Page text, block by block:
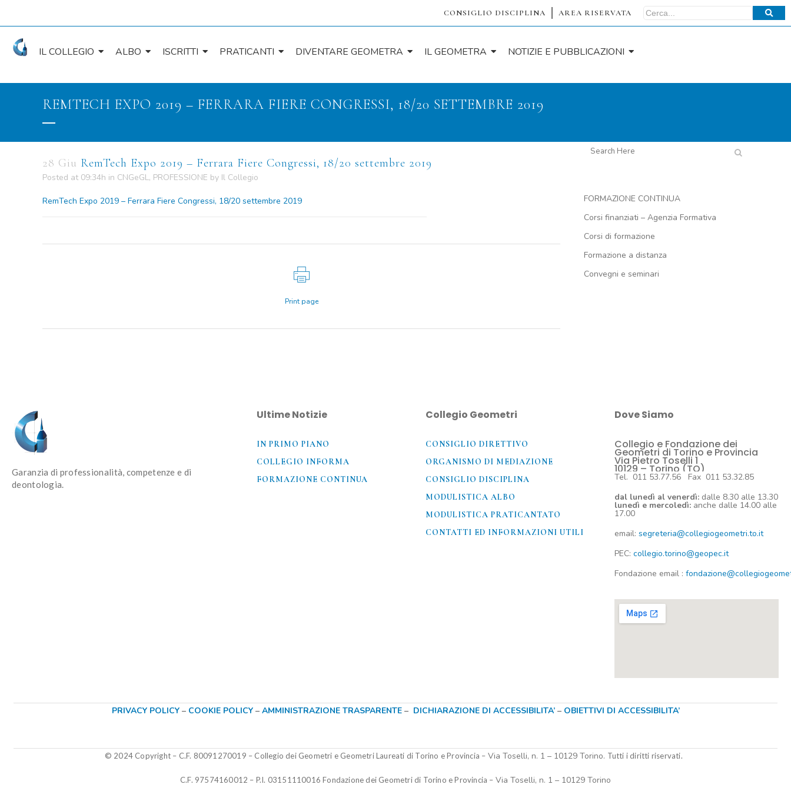
CONSIGLIO DISCIPLINA AREA RISERVATA
IL COLLEGIO ALBO ISCRITTI PRATICANTI DIVENTARE GEOMETRA IL GEOMETRA NOTIZIE E PUBBLICAZIONI
REMTECH EXPO 2019 – FERRARA FIERE CONGRESSI, 18/20 SETTEMBRE 2019
28 Giu RemTech Expo 2019 – Ferrara Fiere Congressi, 18/20 settembre 2019
Posted at 09:34h in CNGeGL, PROFESSIONE by Il Collegio
RemTech Expo 2019 – Ferrara Fiere Congressi, 18/20 settembre 2019
Print page
FORMAZIONE CONTINUA
Corsi finanziati – Agenzia Formativa
Corsi di formazione
Formazione a distanza
Convegni e seminari
Garanzia di professionalità, competenze e di
deontologia.
Ultime Notizie
IN PRIMO PIANO
COLLEGIO INFORMA
FORMAZIONE CONTINUA
Collegio Geometri
CONSIGLIO DIRETTIVO
ORGANISMO DI MEDIAZIONE
CONSIGLIO DISCIPLINA
MODULISTICA ALBO
MODULISTICA PRATICANTATO
CONTATTI ED INFORMAZIONI UTILI​
Dove Siamo
Collegio e Fondazione dei
Geometri di Torino e Provincia
Via Pietro Toselli 1
10129 – Torino (TO)
Tel. 011 53.77.56 Fax 011 53.32.85
dal lunedì al venerdì: dalle 8.30 alle 13.30
lunedì e mercoledì: anche dalle 14.00 alle
17.00
email: segreteria@collegiogeometri.to.it
PEC: collegio.torino@geopec.it
Fondazione email :
PRIVACY POLICY– COOKIE POLICY – AMMINISTRAZIONE TRASPARENTE– DICHIARAZIONE DI ACCESSIBILITA’– OBIETTIVI DI ACCESSIBILITA’
© 2024 Copyright – C.F. 80091270019 – Collegio dei Geometri e Geometri Laureati di Torino e Provincia – Via Toselli, n. 1 – 10129 Torino. Tutti i diritti riservati.
C.F. 97574160012 – P.I. 03151110016Fondazione dei Geometri di Torino e Provincia – Via Toselli, n. 1 – 10129 Torino